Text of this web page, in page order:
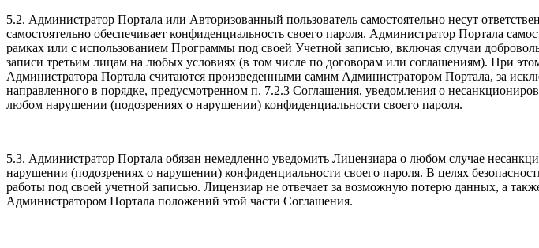
5.2. Администратор Портала или Авторизованный пользователь самостоятельно несут
самостоятельно обеспечивает конфиденциальность своего пароля. Администратор Портала
рамках или с использованием Программы под своей Учетной записью, включая случаи
записи третьим лицам на любых условиях (в том числе по договорам или соглашениям). При
Администратора Портала считаются произведенными самим Администратором Портала, за
направленного в порядке, предусмотренном п. 7.2.3 Соглашения, уведомления о
любом нарушении (подозрениях о нарушении) конфиденциальности своего пароля.
5.3. Администратор Портала обязан немедленно уведомить Лицензиара о любом случае
нарушении (подозрениях о нарушении) конфиденциальности своего пароля. В целях
работы под своей учетной записью. Лицензиар не отвечает за возможную потерю данных, а
Администратором Портала положений этой части Соглашения.